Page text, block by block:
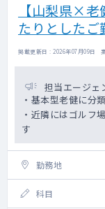
【山梨県×
たりとしたご
掲載更新日 : 2026年07月09日
担当エージェ
・基本型老健に分
・近隣にはゴルフ
す
勤務地
科目